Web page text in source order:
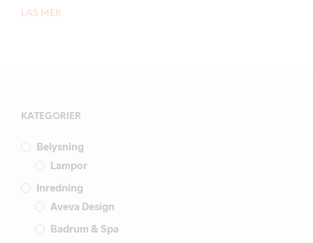
LÄS MER
KATEGORIER
Belysning
Lampor
Inredning
Aveva Design
Badrum & Spa